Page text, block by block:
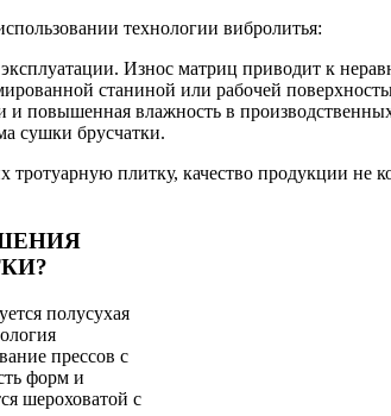
технологии вибролитья:
Износ матриц приводит к
станиной или рабочей
и повышенная влажность в
сушки брусчатки.
плитку, качество продукции не
полусухая
прессов с
форм и
шероховатой с